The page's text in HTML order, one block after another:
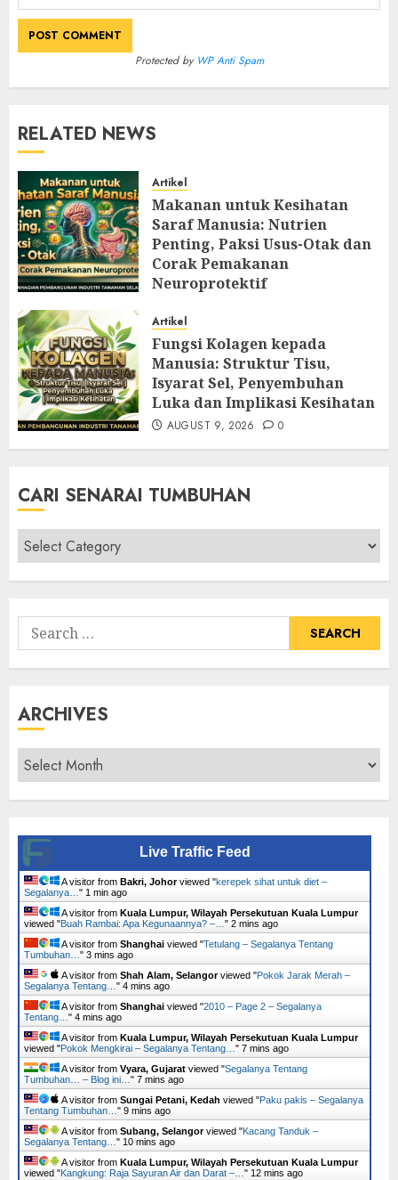
Protected by WP Anti Spam
RELATED NEWS
Artikel
Makanan untuk Kesihatan
Saraf Manusia: Nutrien
Penting, Paksi Usus-Otak dan
Corak Pemakanan
Neuroprotektif
Artikel
Fungsi Kolagen kepada
Manusia: Struktur Tisu,
Isyarat Sel, Penyembuhan
Luka dan Implikasi Kesihatan
AUGUST 9, 2026 0
CARI SENARAI TUMBUHAN
Cari
Senarai
Tumbuhan
Search
for:
ARCHIVES
Archives
Live Traffic Feed
A visitor from Bakri, Johorviewed "kerepek sihat untuk diet –
Segalanya… " 1 min ago
A visitor from Kuala Lumpur, Wilayah Persekutuan Kuala Lumpur
viewed "Buah Rambai: Apa Kegunaannya? –… " 3 mins ago
A visitor from Shanghai viewed "Tetulang – Segalanya Tentang
Tumbuhan… " 3 mins ago
A visitor from Shah Alam, Selangorviewed "Pokok Jarak Merah –
Segalanya Tentang… " 4 mins ago
A visitor from Shanghai viewed "2010 – Page 2 – Segalanya
Tentang… " 4 mins ago
A visitor from Kuala Lumpur, Wilayah Persekutuan Kuala Lumpur
viewed "Pokok Mengkirai – Segalanya Tentang… " 7 mins ago
A visitor from Vyara, Gujarat viewed "Segalanya Tentang
Tumbuhan… – Blog ini… " 7 mins ago
A visitor from Sungai Petani, Kedah viewed "Paku pakis – Segalanya
Tentang Tumbuhan… " 9 mins ago
A visitor from Subang, Selangorviewed "Kacang Tanduk –
Segalanya Tentang… " 10 mins ago
A visitor from Kuala Lumpur, Wilayah Persekutuan Kuala Lumpur
viewed "Kangkung: Raja Sayuran Air dan Darat –… " 12 mins ago